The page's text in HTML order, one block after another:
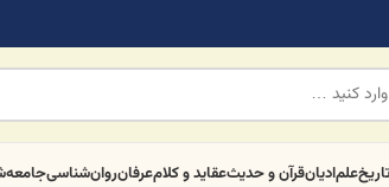
تاریخعلمادیانقرآن و حدیثعقاید و کلامعرفانروان‌شناسی